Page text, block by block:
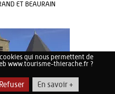
ET BEAURAIN
qui nous permettent de
www.tourisme-thierache.fr ?
En savoir +